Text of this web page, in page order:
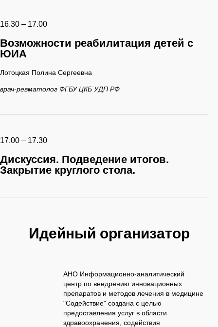
16.30 – 17.00
Возможности реабилитация детей с
ЮИА
Лотоцкая Полина Сергеевна
врач-ревматолог ФГБУ ЦКБ УДП РФ
17.00 – 17.30
Дискуссия. Подведение итогов.
Закрытие круглого стола.
Идейный организатор
АНО Информационно-аналитический
центр по внедрению инновационных
препаратов и методов лечения в медицине
"Содействие" создана с целью
предоставления услуг в области
здравоохранения, содействия